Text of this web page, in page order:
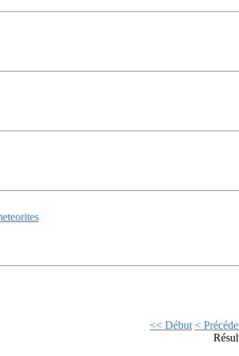
<< Début <